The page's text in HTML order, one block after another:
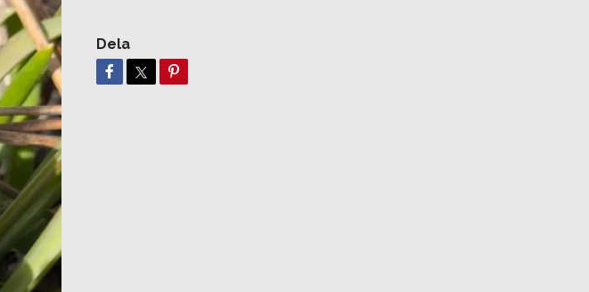
Dela